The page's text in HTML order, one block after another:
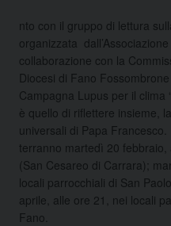
nto con il gruppo di lettura
organizzata
collaborazione con la
Diocesi di Fano
Campagna Lupus per il clima
è quello di riflettere insieme,
universali di Papa
terranno martedì 20
(San Cesareo di Carrara);
locali parrocchiali di San
aprile, alle ore 21, nei locali
Fano.